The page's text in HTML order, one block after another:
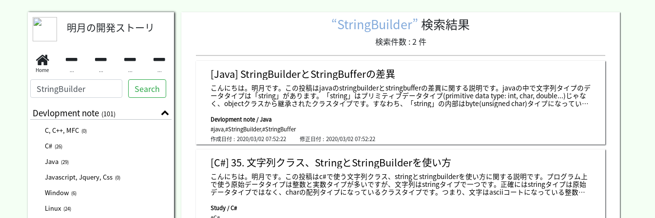
明月の開発ストーリ
Home ... ... ... ...
Search
Devlopment note (101)
C, C++, MFC (0)
C# (26)
Java (29)
Javascript, Jquery, Css (0)
Window (6)
Linux (24)
StringBuilder 検索結果
検索件数 :2 件
[Java] StringBuilderとStringBufferの差異
こんにちは。明月です。この投稿はjavaのstringbuilderとstringbufferの差異に関する説明です。javaの中で文字列タイプのデ
ータタイプは「string」があります。「string」はプリミティブデータタイプ(primitive data type: int, char, double...)じゃな
く、objectクラスから継承されたクラスタイプです。すなわち、「string」の内部はbyte(unsigned char)タイプになっていま
ます。そのため、「string」タイプと「string」タイプの文字列を合わせると思えば、下記の処理になります。stringで文字列
を合併すれば上のフローとおりに文字列が合併されます。つまりstringにstringを合併すれば新しいstringが割当します。それ
なら「string test = "abc" + "def" + "ghi" + "jkl";」は合併フローがすごく複雑になります。そのため、stringとstringを合併す
ることはパーフォーマンスに影響があります。そうすれば上のarrayタイプじゃなく、連結リストタイプ(list)みたいに文字列
「stringbuffer」と「stringbuilder」です。上の例だけでみれば差異がそんなになさそうです。でも文字列の合併が多いほど
パーフォーマンスの差異は確かに出ると思います。それなら「stringbuffer」と「stringbuilder」の差異はなにでしょうか。
同期化の差異です。stringbufferの場合はクラス内部で同期化しますが、stringbuilderの場合は同期化がありません。初めの
スレッドで10個、２つ目のスレッドで10個を入れたので全ての文字桁数は20個になるはずです。結果はstringbuilderには2
Devlopment note / Java
#java,#StringBuilder,#StringBuffer
作成日付 : 2020/03/02 07:52:22 修正日付 : 2020/03/02 07:52:22
[C#] 35. 文字列クラス、StringとStringBuilderを使い方
こんにちは。明月です。この投稿はc#で使う文字列クラス、stringとstringbuilderを使い方に関する説明です。プログラム上
で使う原始データタイプは整数と実数タイプが多いですが、文字列はstringタイプで一つです。正確にはstringタイプは原始
データタイプではなく、charの配列タイプになっているクラスタイプです。つまり、文字はasciiコートになっている整数タ
gタイプにデータを格納すると文字列で出力されます。上の例をみればstringタイプをchar[]配列タイプに変換になり、char[]
配列タイプがstringタイプに変換することができることを確認でいます。link - アスキーコードここまで整理すると、stringは
Study / C#